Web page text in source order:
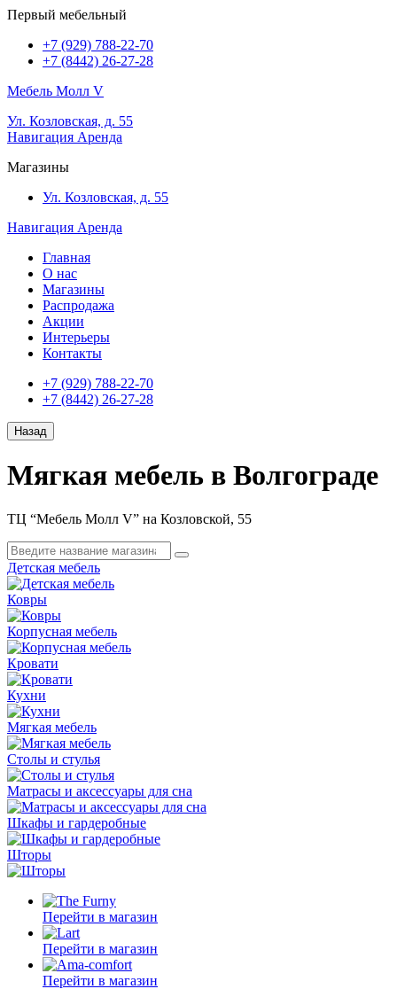
Первый мебельный
+7 (929) 788-22-70
+7 (8442) 26-27-28
Мебель Молл V
Ул. Козловская, д. 55
Навигация Аренда
Магазины
Ул. Козловская, д. 55
Навигация Аренда
Главная
О нас
Магазины
Распродажа
Акции
Интерьеры
Контакты
+7 (929) 788-22-70
+7 (8442) 26-27-28
Назад
Мягкая мебель в Волгограде
ТЦ “Мебель Молл V” на Козловской, 55
Детская мебель
Ковры
Корпусная мебель
Кровати
Кухни
Мягкая мебель
Столы и стулья
Матрасы и аксессуары для сна
Шкафы и гардеробные
Шторы
Перейти в магазин
Перейти в магазин
Перейти в магазин